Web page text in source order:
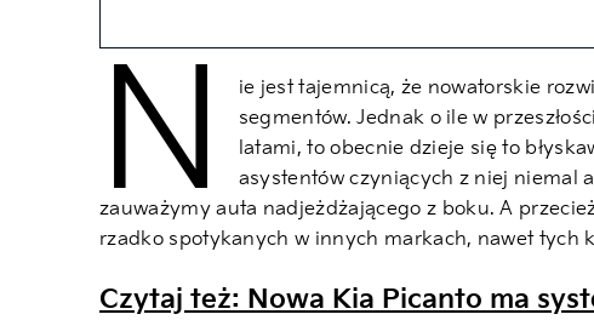
N
ie jest tajemnicą, że nowatorskie
segmentów. Jednak o ile w
latami, to obecnie dzieje się to
asystentów czyniących z niej niemal
zauważymy auta nadjeżdżającego z boku. A
rzadko spotykanych w innych markach, nawet tych
Czytaj też: Nowa Kia Picanto ma